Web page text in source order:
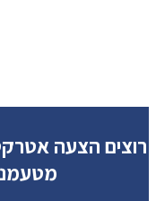
רוצים הצעה